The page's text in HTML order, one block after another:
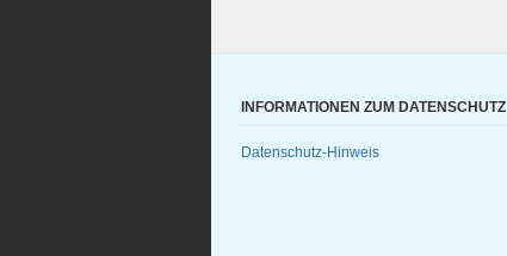
INFORMATIONEN ZUM DATENSCHUTZ
Datenschutz-Hinweis